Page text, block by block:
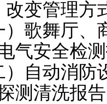
变管理方式
歌舞厅、
气安全检
自动消防
测清洗报